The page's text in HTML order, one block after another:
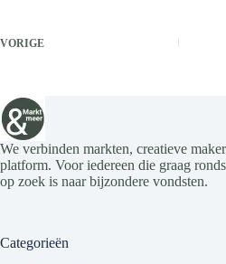
VORIGE
We verbinden markten, creatieve
platform. Voor iedereen die graag
op zoek is naar bijzondere vondsten.
Categorieën